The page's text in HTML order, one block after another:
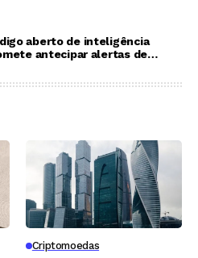
aberto de inteligência
antecipar alertas de
Criptomoedas